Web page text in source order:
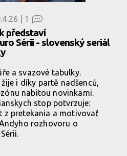
| 1
představí
Sérii - slovenský seriál
a svazové tabulky.
i díky partě nadšenců,
nabitou novinkami.
stop potvrzuje:
z pretekania a motivovať
rozhovoru o